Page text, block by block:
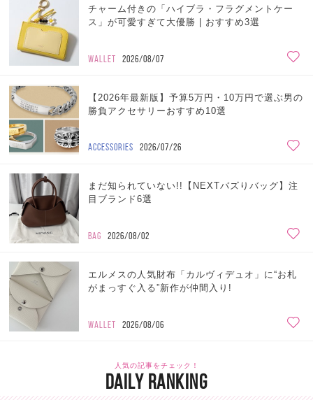
チャーム付きの「ハイブラ・フラグメントケー
ス」が可愛すぎて大優勝 | おすすめ3選
WALLET 2026/08/07
【2026年最新版】予算5万円・10万円で選ぶ男の
勝負アクセサリーおすすめ10選
ACCESSORIES 2026/07/26
まだ知られていない!!【NEXTバズりバッグ】注
目ブランド6選
BAG 2026/08/02
エルメスの人気財布「カルヴィデュオ」に“お札
がまっすぐ入る”新作が仲間入り!
WALLET 2026/08/06
人気の記事をチェック！
DAILY RANKING